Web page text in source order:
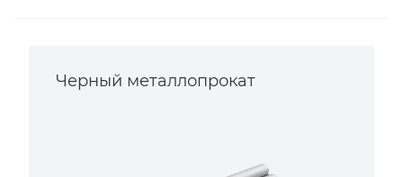
Черный металлопрокат